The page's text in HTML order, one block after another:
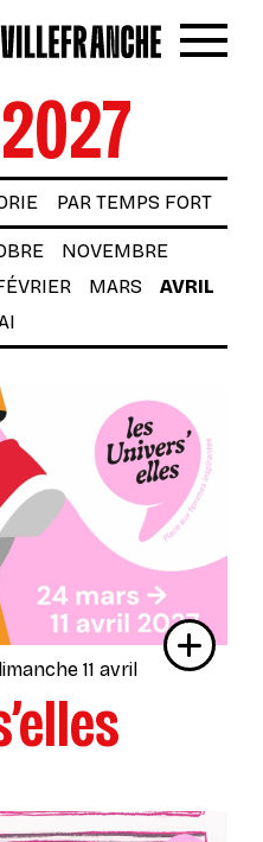
Menu
PAR TEMPS FORT
NOVEMBRE
MARS
AVRIL
11 avril